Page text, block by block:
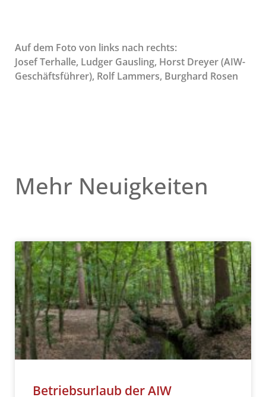
Auf dem Foto von links nach rechts:
Josef Terhalle, Ludger Gausling, Horst Dreyer (AIW-
Geschäftsführer), Rolf Lammers, Burghard Rosen
Mehr Neuigkeiten
Betriebsurlaub der AIW